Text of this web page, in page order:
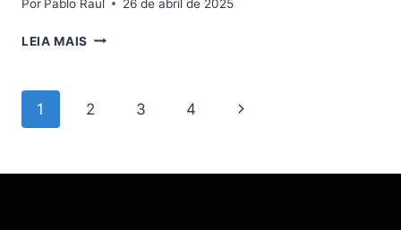
Por Pablo Raul 26 de abril de 2025
LEIA MAIS 100
COM
Navegação
Página
1 2 3 4
Página